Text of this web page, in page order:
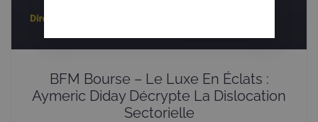
BFM Bourse – Le Luxe En Éclats :
Aymeric Diday Décrypte La Dislocation
Sectorielle